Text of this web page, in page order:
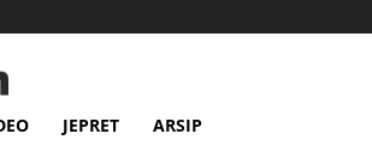
JEPRET ARSIP